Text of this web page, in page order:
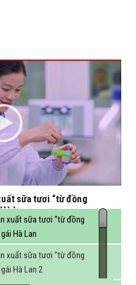
sữa tươi “từ đồng
Lan
xuất sữa tươi “từ đồng
Hà Lan
xuất sữa tươi “từ đồng
Hà Lan 2